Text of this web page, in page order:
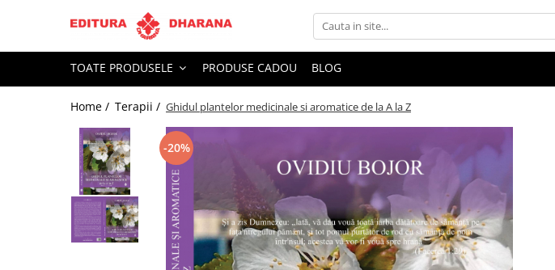
Toate Produsele
CARTI EDITURA DHARANA
OFERTE LA PACHET
Carti cu AUTOGRAF
Dietoterapie
Dezvoltare personala
Spiritualitate
TOATE PRODUSELE PRODUSE CADOU BLOG
Home / Terapii / Ghidul plantelor medicinale si aromatice de la A la Z
-20%